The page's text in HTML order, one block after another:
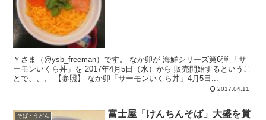
Ｙさま（@ysb_freeman）です。 なか卯が 海鮮シリーズ第6弾 「サ
ーモンいくら丼」を 2017年4月5日（水）から 販売開始するというこ
とで、、、 【参照】 なか卯「サーモンいくら丼」4月5日...
2017.04.11
そば・うどん
富士屋「けんちんそば」大盛を賞